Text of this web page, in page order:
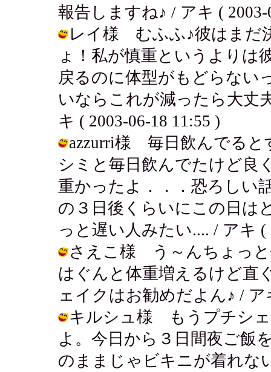
報告しますね♪ / アキ ( 2003-
レイ様 むふふ♪彼はまだ
ょ！私が慎重というよりは
戻るのに体型がもどらない
いならこれが減ったら大丈
キ ( 2003-06-18 11:55 )
azzurri様 毎日飲んでると
シミと毎日飲んでたけど良
重かったよ．．．恐ろしい
の３日後くらいにこの日は
っと遅い人みたい.... / アキ (
さえこ様 う～んちょっと
はぐんと体重増えるけど直
ェイクはお勧めだよん♪ / ア
キルシュ様 もうプチシ
よ。今日から３日間夜ご飯
のままじゃビキニが着れな